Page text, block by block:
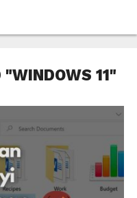
"WINDOWS 11"